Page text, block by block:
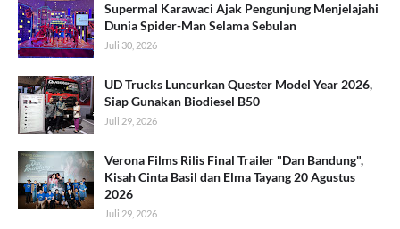
Supermal Karawaci Ajak Pengunjung Menjelajahi
Dunia Spider-Man Selama Sebulan
Juli 30, 2026
UD Trucks Luncurkan Quester Model Year 2026,
Siap Gunakan Biodiesel B50
Juli 29, 2026
Verona Films Rilis Final Trailer "Dan Bandung",
Kisah Cinta Basil dan Elma Tayang 20 Agustus
2026
Juli 29, 2026